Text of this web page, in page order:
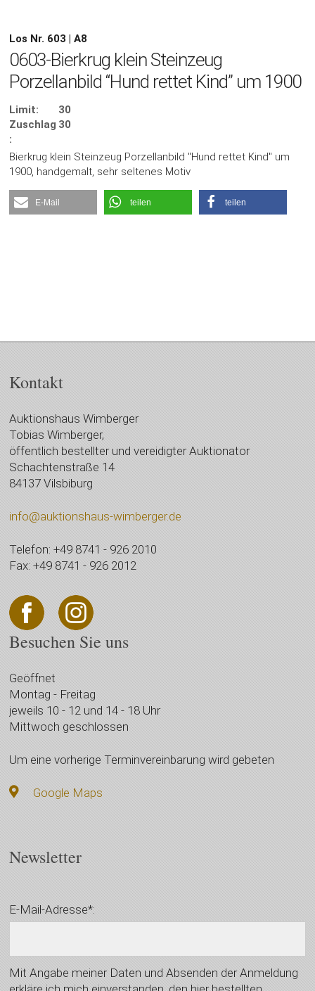
Los Nr. 603 | A8
0603-Bierkrug klein Steinzeug
Porzellanbild “Hund rettet Kind” um 1900
Limit:
30
Zuschlag
:
30
Bierkrug klein Steinzeug Porzellanbild "Hund rettet Kind" um
1900, handgemalt, sehr seltenes Motiv
E-Mail teilen teilen
Kontakt
Auktionshaus Wimberger
Tobias Wimberger,
öffentlich bestellter und vereidigter Auktionator
Schachtenstraße 14
84137 Vilsbiburg
info@auktionshaus-wimberger.de
Telefon: +49 8741 - 926 2010
Fax: +49 8741 - 926 2012
Besuchen Sie uns
Geöffnet
Montag - Freitag
jeweils 10 - 12 und 14 - 18 Uhr
Mittwoch geschlossen
Um eine vorherige Terminvereinbarung wird gebeten
Google Maps
Newsletter
E-Mail-Adresse*:
Mit Angabe meiner Daten und Absenden der Anmeldung